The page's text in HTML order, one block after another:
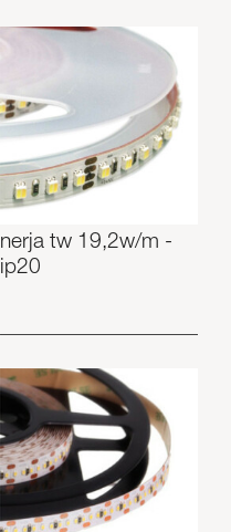
nerja tw 19,2w/m -
ip20